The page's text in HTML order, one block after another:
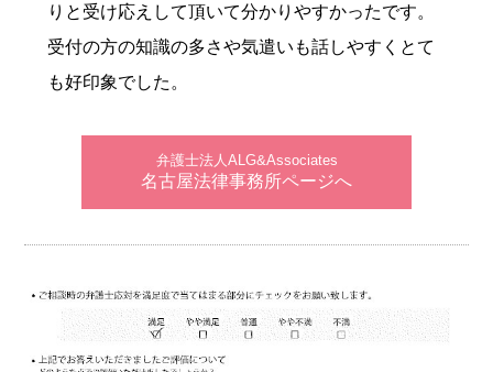
りと受け応えして頂いて分かりやすかったです。
受付の方の知識の多さや気遣いも話しやすくとて
も好印象でした。
弁護士法人ALG&Associates
名古屋法律事務所ページへ